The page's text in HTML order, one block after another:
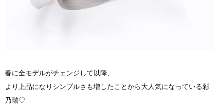
春に全モデルがチェンジして以降、
より上品になりシンプルさも増したことから大人気になっている彩
乃瑞♡